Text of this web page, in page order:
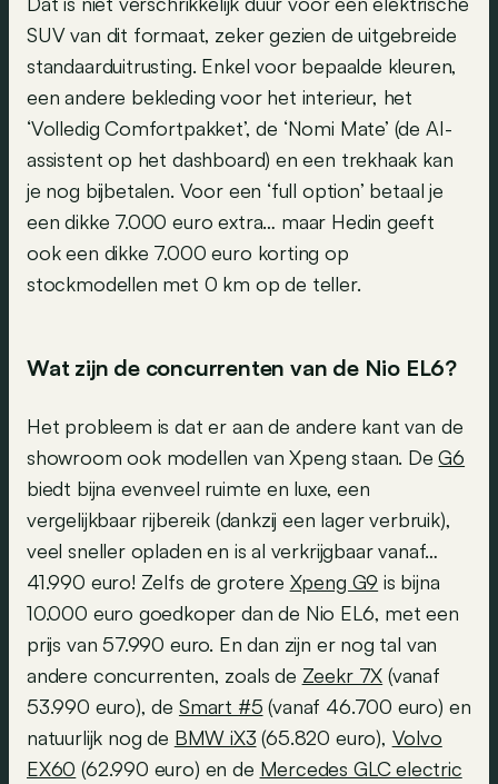
SUV van dit formaat, zeker gezien de uitgebreide
standaarduitrusting. Enkel voor bepaalde kleuren,
een andere bekleding voor het interieur, het
‘Volledig Comfortpakket’, de ‘Nomi Mate’ (de AI-
assistent op het dashboard) en een trekhaak kan
je nog bijbetalen. Voor een ‘full option’ betaal je
een dikke 7.000 euro extra… maar Hedin geeft
ook een dikke 7.000 euro korting op
stockmodellen met 0 km op de teller.
Wat zijn de concurrenten van de Nio EL6?
Het probleem is dat er aan de andere kant van de
showroom ook modellen van Xpeng staan. DeG6
biedt bijna evenveel ruimte en luxe, een
vergelijkbaar rijbereik (dankzij een lager verbruik),
veel sneller opladen en is al verkrijgbaar vanaf…
41.990 euro! Zelfs de grotere Xpeng G9 is bijna
10.000 euro goedkoper dan de Nio EL6, met een
prijs van 57.990 euro. En dan zijn er nog tal van
andere concurrenten, zoals de Zeekr 7X (vanaf
53.990 euro), de Smart #5 (vanaf 46.700 euro) en
natuurlijk nog de BMW iX3 (65.820 euro), Volvo
EX60 (62.990 euro) en de Mercedes GLC electric